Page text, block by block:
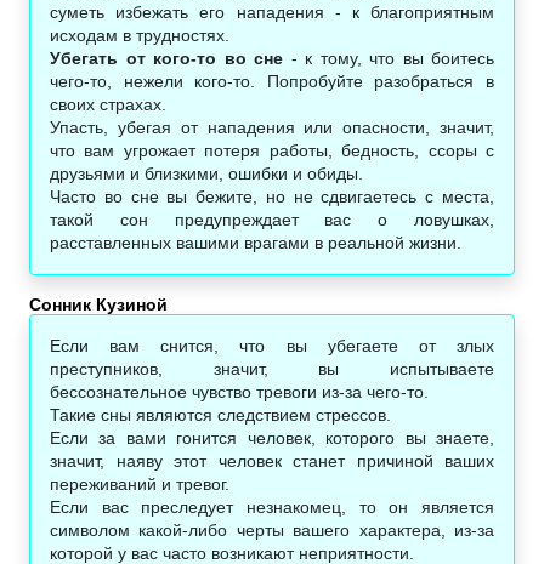
суметь избежать его нападения - к благоприятным
исходам в трудностях.
Убегать от кого-то во сне - к тому, что вы боитесь
чего-то, нежели кого-то. Попробуйте разобраться в
своих страхах.
Упасть, убегая от нападения или опасности, значит,
что вам угрожает потеря работы, бедность, ссоры с
друзьями и близкими, ошибки и обиды.
Часто во сне вы бежите, но не сдвигаетесь с места,
такой сон предупреждает вас о ловушках,
расставленных вашими врагами в реальной жизни.
Сонник Кузиной
Если вам снится, что вы убегаете от злых
преступников, значит, вы испытываете
бессознательное чувство тревоги из-за чего-то.
Такие сны являются следствием стрессов.
Если за вами гонится человек, которого вы знаете,
значит, наяву этот человек станет причиной ваших
переживаний и тревог.
Если вас преследует незнакомец, то он является
символом какой-либо черты вашего характера, из-за
которой у вас часто возникают неприятности.